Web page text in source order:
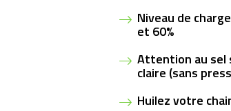
Niveau de
et 60%
Attention au sel
claire (sans
Huilez votre